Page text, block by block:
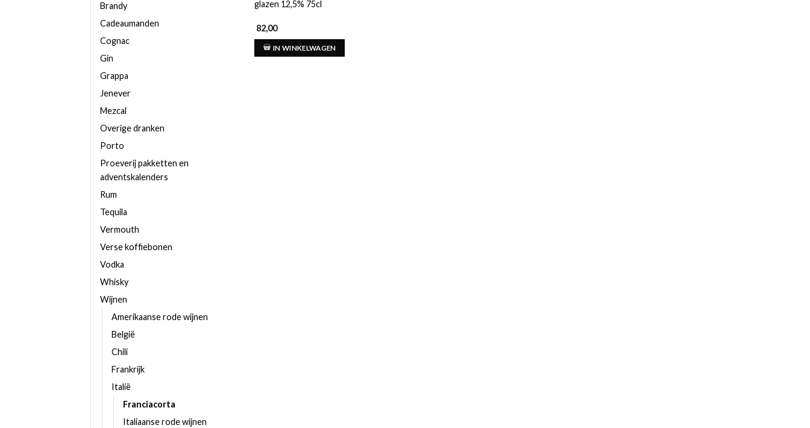
Brandy
Cadeaumanden
Cognac
Gin
Grappa
Jenever
Mezcal
Overige dranken
Porto
Proeverij pakketten en
adventskalenders
Rum
Tequila
Vermouth
Verse koffiebonen
Vodka
Whisky
Wijnen
Amerikaanse rode wijnen
België
Chili
Frankrijk
Italië
Franciacorta
Italiaanse rode wijnen
glazen 12,5% 75cl
82,00
IN WINKELWAGEN